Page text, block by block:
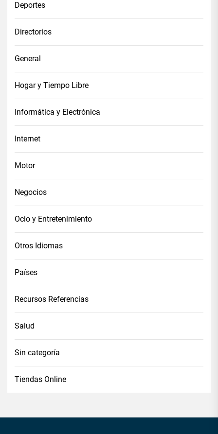
Deportes
Directorios
General
Hogar y Tiempo Libre
Informática y Electrónica
Internet
Motor
Negocios
Ocio y Entretenimiento
Otros Idiomas
Países
Recursos Referencias
Salud
Sin categoría
Tiendas Online